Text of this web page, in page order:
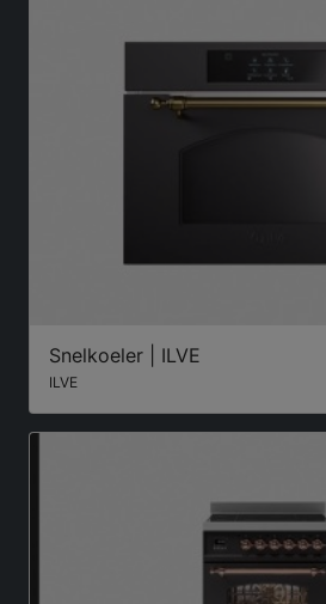
Snelkoeler | ILVE
ILVE